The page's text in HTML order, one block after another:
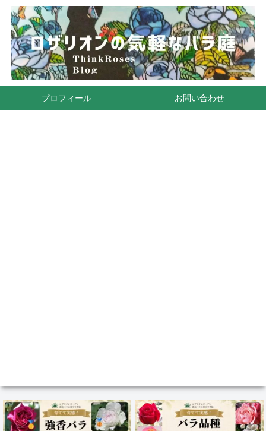
プロフィール お問い合わせ